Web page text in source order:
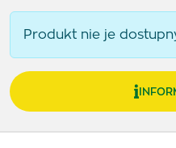
Produkt nie je